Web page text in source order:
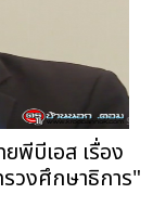
พีบีเอส เรื่อง
วงศึกษาธิการ"